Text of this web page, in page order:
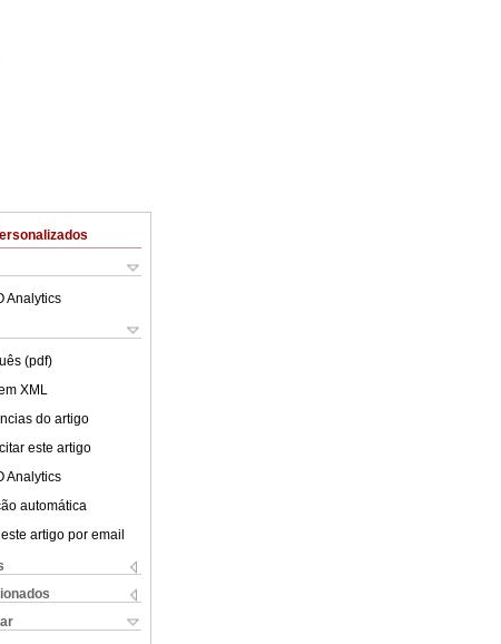
Analytics
(pdf)
XML
do artigo
este artigo
Analytics
automática
artigo por email